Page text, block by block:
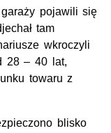
pojawili się
tam
wkroczyli
28 – 40 lat,
towaru z
blisko